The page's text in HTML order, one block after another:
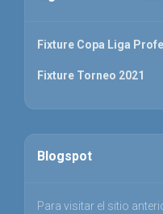
Fixture Copa Liga
Fixture Torneo 2021
Blogspot
Para visitar el sitio